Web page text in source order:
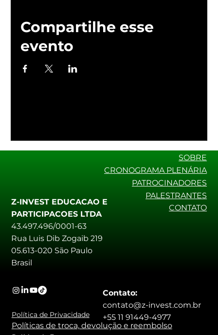
Compartilhe esse
evento
SOBRE
CRONOGRAMA PLENÁRIA
PATROCINADORES
PALESTRANTES
CONTATO
Z-INVEST EDUCACAO E
PARTICIPACOES LTDA
43.497.496/0001-63
Rua Luis Dib Zogaib 219
05.613-020 São Paulo
Brasil
Contato:
contato@z-invest.com.br
+55 11 91449-4977
Política de Privacidade
Políticas de troca, devolução e reembolso